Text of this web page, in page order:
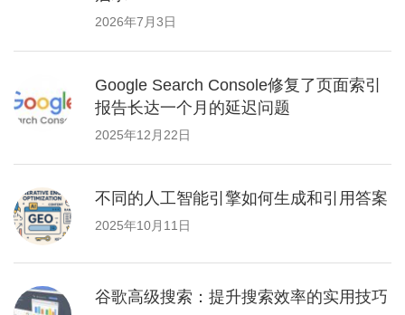
2026年7月3日
Google Search Console修复了页面索引
报告长达一个月的延迟问题
2025年12月22日
不同的人工智能引擎如何生成和引用答案
2025年10月11日
谷歌高级搜索：提升搜索效率的实用技巧